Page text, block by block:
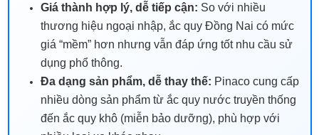
Giá thành hợp lý, dễ tiếp cận: So với nhiều
thương hiệu ngoại nhập, ắc quy Đồng Nai có mức
giá “mềm” hơn nhưng vẫn đáp ứng tốt nhu cầu sử
dụng phổ thông.
Đa dạng sản phẩm, dễ thay thế: Pinaco cung cấp
nhiều dòng sản phẩm từ ắc quy nước truyền thống
đến ắc quy khô (miễn bảo dưỡng), phù hợp với